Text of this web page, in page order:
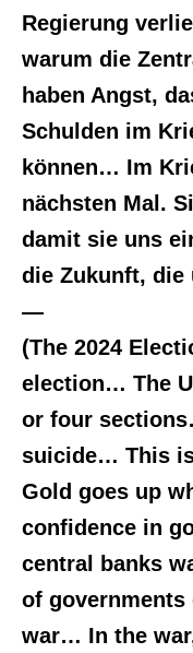
Regierung
warum die
haben Angst,
Schulden im
können… Im
nächsten Mal.
damit sie uns
die Zukunft, die
—
(The 2024
election… The
or four
suicide… This
Gold goes up
confidence in
central banks
of
war… In the